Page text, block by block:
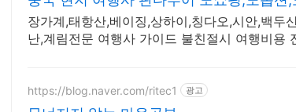
장가계,태항산,베이징,상하이,칭다오,시안,백두
난,계림전문 여행사 가이드 불친절시 여행비용
https://blog.naver.com/ritec1 광고